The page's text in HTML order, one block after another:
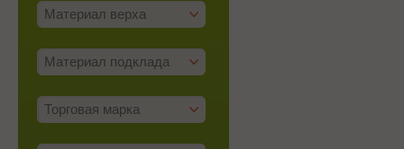
Материал верха
Материал подклада
Торговая марка